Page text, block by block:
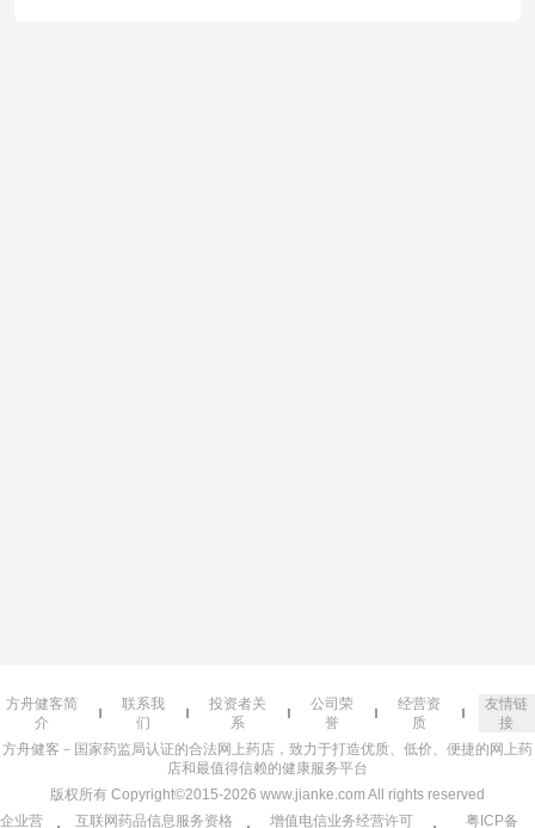
方舟健客简
介
联系我
们
投资者关
系
公司荣
誉
经营资
质
友情链
接
方舟健客－国家药监局认证的合法网上药店，致力于打造优质、低价、便捷的网上药
店和最值得信赖的健康服务平台
版权所有 Copyright©2015-2026 www.jianke.com All rights reserved
企业营
互联网药品信息服务资格 增值电信业务经营许可 粤ICP备